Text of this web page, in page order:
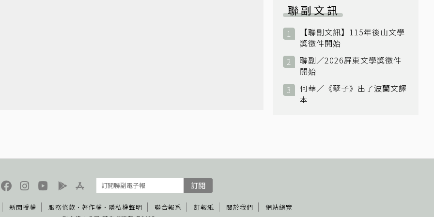
聯副文訊
【聯副文訊】115年後山文學
獎徵件開始
聯副／2026屏東文學獎徵件
開始
何華／《孽子》出了波蘭文譯
本
訂閱
新聞授權 服務條款 · 著作權 · 隱私權聲明 聯合報系 訂報紙 關於我們 網站總覽